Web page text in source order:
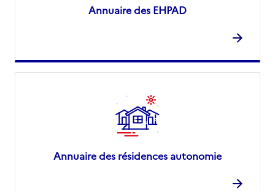
Annuaire des EHPAD
Annuaire des résidences autonomie